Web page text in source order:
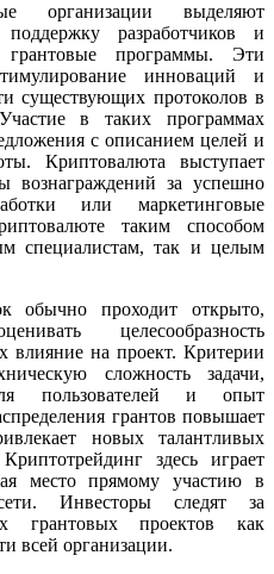
организации выделяют
разработчиков и
грантовые программы. Эти
инноваций и
существующих протоколов в
в таких программах
с описанием целей и
Криптовалюта выступает
вознаграждений за успешно
или маркетинговые
таким способом
специалистам, так и целым
обычно проходит открыто,
целесообразность
влияние на проект. Критерии
сложность задачи,
пользователей и опыт
грантов повышает
новых талантливых
здесь играет
место прямому участию в
Инвесторы следят за
грантовых проектов как
всей организации.